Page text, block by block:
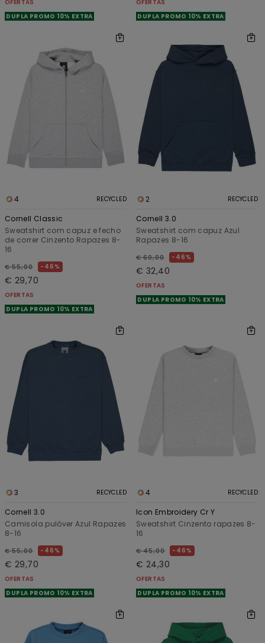
OFERTAS
DUPLA PROMO 10% EXTRA
OFERTAS
DUPLA PROMO 10% EXTRA
4 RECYCLED
Cornell Classic
Sweatshirt com capuz e fecho
de correr Cinzento Rapazes 8-
16
€ 55,00 46%
€ 29,70
OFERTAS
DUPLA PROMO 10% EXTRA
2 RECYCLED
Cornell 3.0
Sweatshirt com capuz Azul
Rapazes 8-16
€ 60,00 46%
€ 32,40
OFERTAS
DUPLA PROMO 10% EXTRA
3 RECYCLED
Cornell 3.0
Camisola pulôver Azul Rapazes
8-16
€ 55,00 46%
€ 29,70
OFERTAS
DUPLA PROMO 10% EXTRA
4 RECYCLED
Icon Embroidery Cr Y
Sweatshirt Cinzento rapazes 8-
16
€ 45,00 46%
€ 24,30
OFERTAS
DUPLA PROMO 10% EXTRA